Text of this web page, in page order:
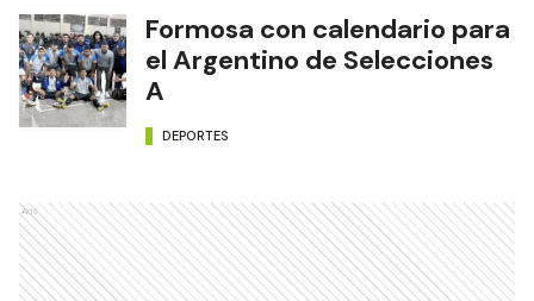
Formosa con calendario para
el Argentino de Selecciones
A
DEPORTES
Ads